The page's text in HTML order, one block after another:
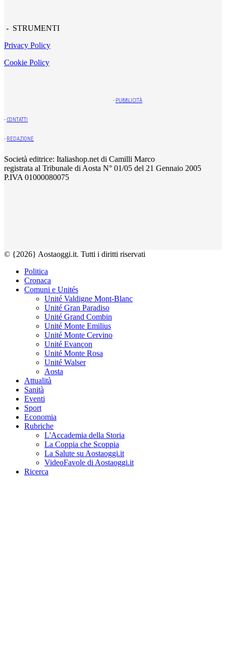
- STRUMENTI
Privacy Policy
Cookie Policy
- PUBBLICITÀ
- CONTATTI
- REDAZIONE
Società editrice: Italiashop.net di Camilli Marco
registrata al Tribunale di Aosta N° 01/05 del 21 Gennaio 2005
P.IVA 01000080075
© {2026} Aostaoggi.it. Tutti i diritti riservati
Politica
Cronaca
Comuni e Unités
Unité Valdigne Mont-Blanc
Unité Gran Paradiso
Unité Grand Combin
Unité Monte Emilius
Unité Monte Cervino
Unité Evançon
Unité Monte Rosa
Unité Walser
Aosta
Attualità
Sanità
Eventi
Sport
Economia
Rubriche
L'Accademia della Storia
La Coppia che Scoppia
La Salute su Aostaoggi.it
VideoFavole di Aostaoggi.it
Ricerca